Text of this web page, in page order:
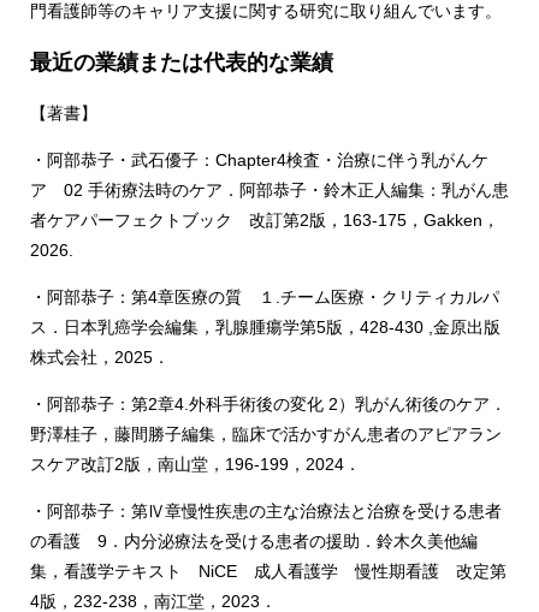
門看護師等のキャリア支援に関する研究に取り組んでいます。
最近の業績または代表的な業績
【著書】
・阿部恭子・武石優子：Chapter4検査・治療に伴う乳がんケ
ア 02 手術療法時のケア．阿部恭子・鈴木正人編集：乳がん患
者ケアパーフェクトブック 改訂第2版，163-175，Gakken，
2026.
・阿部恭子：第4章医療の質 １.チーム医療・クリティカルパ
ス．日本乳癌学会編集，乳腺腫瘍学第5版，428-430 ,金原出版
株式会社，2025．
・阿部恭子：第2章4.外科手術後の変化 2）乳がん術後のケア．
野澤桂子，藤間勝子編集，臨床で活かすがん患者のアピアラン
スケア改訂2版，南山堂，196-199，2024．
・阿部恭子：第Ⅳ章慢性疾患の主な治療法と治療を受ける患者
の看護 9．内分泌療法を受ける患者の援助．鈴木久美他編
集，看護学テキスト NiCE 成人看護学 慢性期看護 改定第
4版，232-238，南江堂，2023．